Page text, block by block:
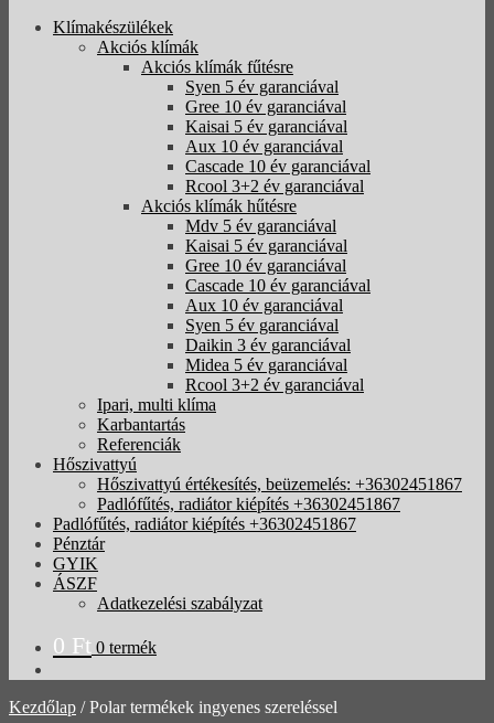
Klímakészülékek
Akciós klímák
Akciós klímák fűtésre
Syen 5 év garanciával
Gree 10 év garanciával
Kaisai 5 év garanciával
Aux 10 év garanciával
Cascade 10 év garanciával
Rcool 3+2 év garanciával
Akciós klímák hűtésre
Mdv 5 év garanciával
Kaisai 5 év garanciával
Gree 10 év garanciával
Cascade 10 év garanciával
Aux 10 év garanciával
Syen 5 év garanciával
Daikin 3 év garanciával
Midea 5 év garanciával
Rcool 3+2 év garanciával
Ipari, multi klíma
Karbantartás
Referenciák
Hőszivattyú
Hőszivattyú értékesítés, beüzemelés: +36302451867
Padlófűtés, radiátor kiépítés +36302451867
Padlófűtés, radiátor kiépítés +36302451867
Pénztár
GYIK
ÁSZF
Adatkezelési szabályzat
0 Ft 0 termék
Kezdőlap /Polar termékek ingyenes szereléssel